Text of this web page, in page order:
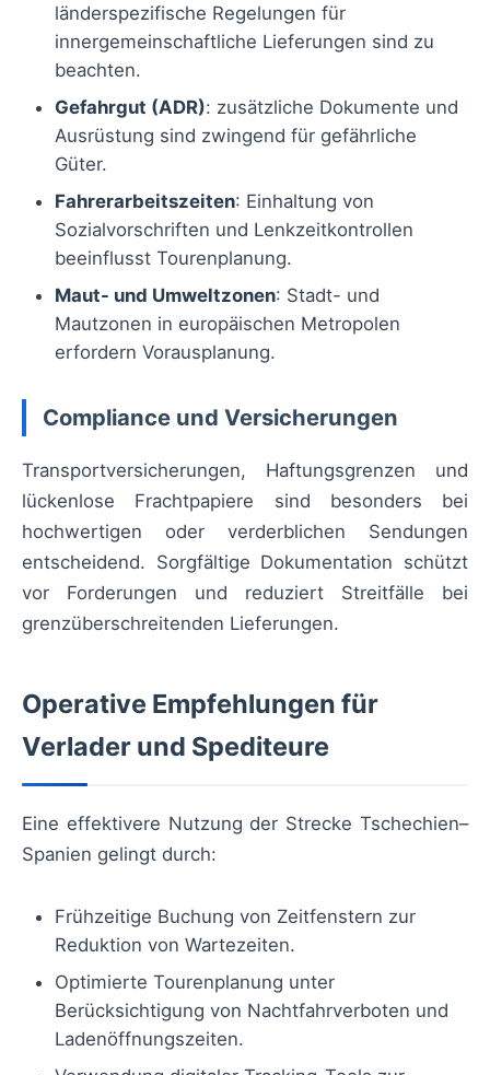
länderspezifische Regelungen für
innergemeinschaftliche Lieferungen sind zu
beachten.
Gefahrgut (ADR): zusätzliche Dokumente und
Ausrüstung sind zwingend für gefährliche
Güter.
Fahrerarbeitszeiten: Einhaltung von
Sozialvorschriften und Lenkzeitkontrollen
beeinflusst Tourenplanung.
Maut- und Umweltzonen: Stadt- und
Mautzonen in europäischen Metropolen
erfordern Vorausplanung.
Compliance und Versicherungen
Transportversicherungen, Haftungsgrenzen und
lückenlose Frachtpapiere sind besonders bei
hochwertigen oder verderblichen Sendungen
entscheidend. Sorgfältige Dokumentation schützt
vor Forderungen und reduziert Streitfälle bei
grenzüberschreitenden Lieferungen.
Operative Empfehlungen für
Verlader und Spediteure
Eine effektivere Nutzung der Strecke Tschechien–
Spanien gelingt durch:
Frühzeitige Buchung von Zeitfenstern zur
Reduktion von Wartezeiten.
Optimierte Tourenplanung unter
Berücksichtigung von Nachtfahrverboten und
Ladenöffnungszeiten.